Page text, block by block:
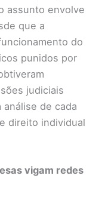
assunto envolve
que a
do
punidos por
judiciais
de cada
direito individual
vigam redes